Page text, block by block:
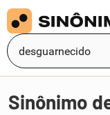
Sinônimo